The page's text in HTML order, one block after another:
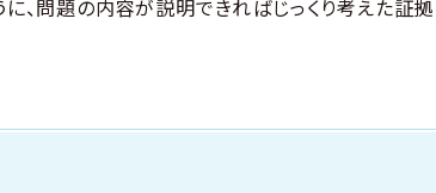
、問題の内容が説明できればじっくり考えた証拠